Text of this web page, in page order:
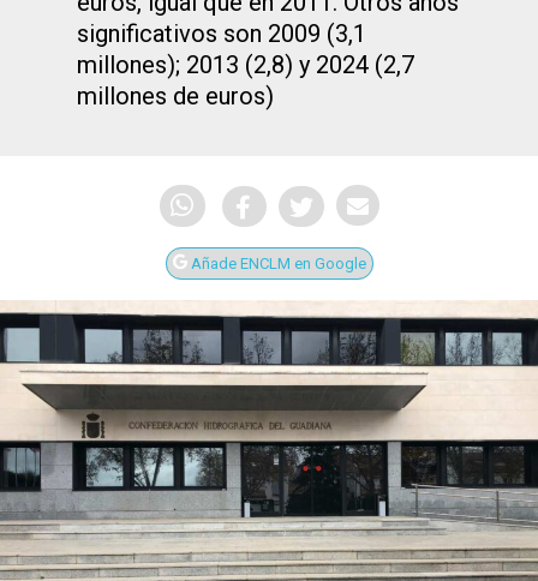
significativos son 2009 (3,1
millones); 2013 (2,8) y 2024 (2,7
millones de euros)
Añade ENCLM en Google